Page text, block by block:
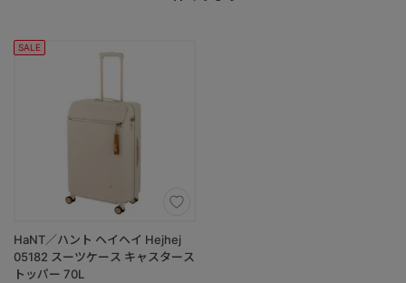
SALE
HaNT／ハント ヘイヘイ Hejhej
05182 スーツケース キャスタース
トッパー 70L